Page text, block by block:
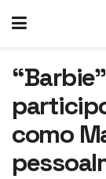
como